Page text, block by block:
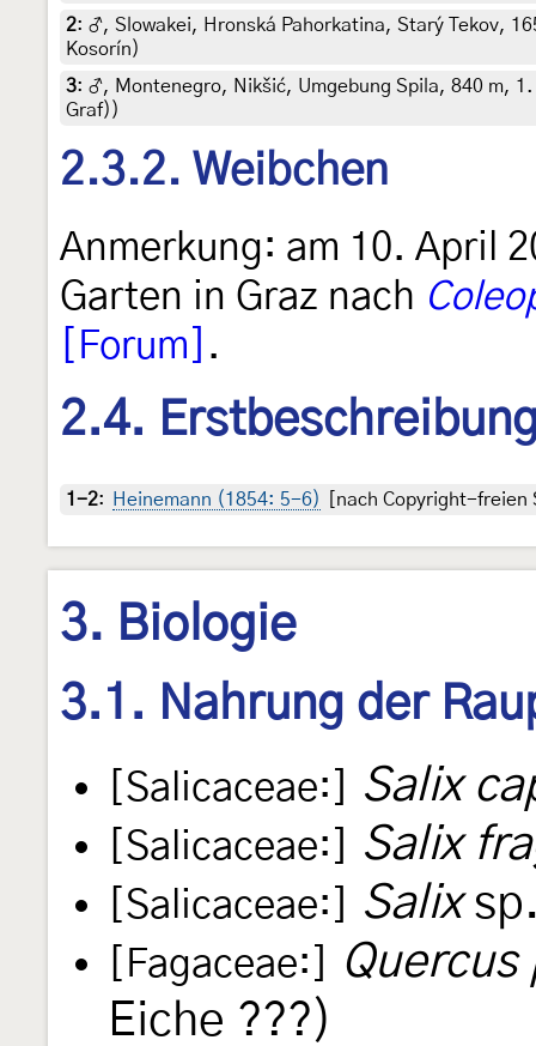
2: ♂, Slowakei, Hronská Pahorkatina, Starý Tekov,
Kosorín)
3: ♂, Montenegro, Nikšić, Umgebung Spila, 840 m,
Graf))
2.3.2. Weibchen
Anmerkung: am 10. April
Garten in Graz nach
[Forum] .
2.4.
1-2: Heinemann (1854: 5-6) [nach Copyright-freien
3. Biologie
3.1. Nahrung der
[Salicaceae:] Salix
[Salicaceae:] Salix
[Salicaceae:] Salix
[Fagaceae:]
Quercus
Eiche ???)